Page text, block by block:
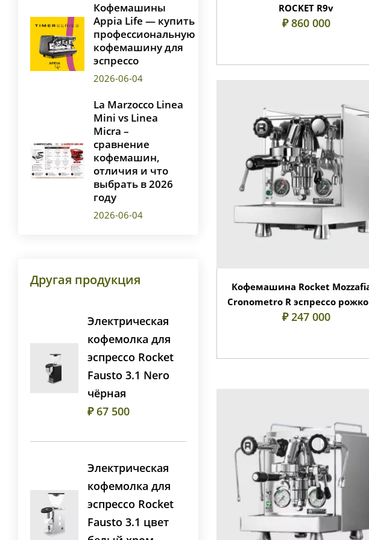
Кофемашины
Appia Life — купить
профессиональную
кофемашину для
эспрессо
2026-06-04
La Marzocco Linea
Mini vs Linea
Micra –
сравнение
кофемашин,
отличия и что
выбрать в 2026
году
2026-06-04
Другая продукция
Электрическая
кофемолка для
эспрессо Rocket
Fausto 3.1 Nero
чёрная
₽ 67 500
Электрическая
кофемолка для
эспрессо Rocket
Fausto 3.1 цвет
ROCKET R9v
₽ 860 000
Кофемашина Rocket
Cronometro R эспрессо
₽ 247 000